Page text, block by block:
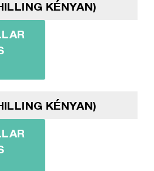
KÉNYAN)
KÉNYAN)